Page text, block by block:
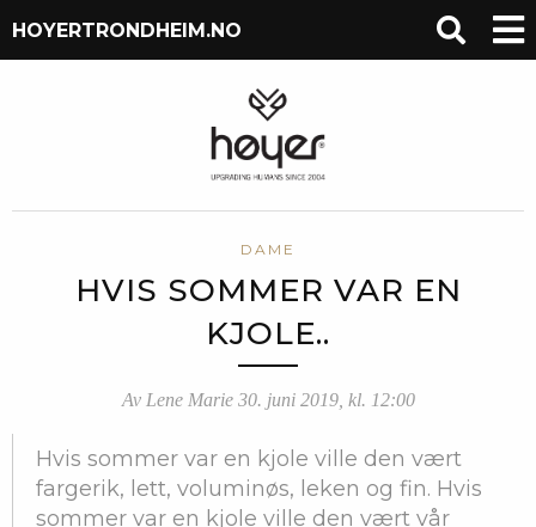
HOYERTRONDHEIM.NO
DAME
HVIS SOMMER VAR EN
KJOLE..
Av Lene Marie 30. juni 2019, kl. 12:00
Hvis sommer var en kjole ville den vært
fargerik, lett, voluminøs, leken og fin. Hvis
sommer var en kjole ville den vært vår